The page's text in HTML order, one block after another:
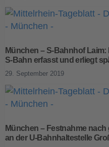
München – S-Bahnhof
S-Bahn erfasst und erliegt
29. September 2019
München – Festnahme
an der U-Bahnhaltestelle